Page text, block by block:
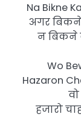
Na Bikne
अगर
न बिकने
Wo
Hazaron
हजारो